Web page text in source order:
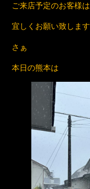
ご来店予定のお客様
宜しくお願い致します
さぁ
本日の熊本は